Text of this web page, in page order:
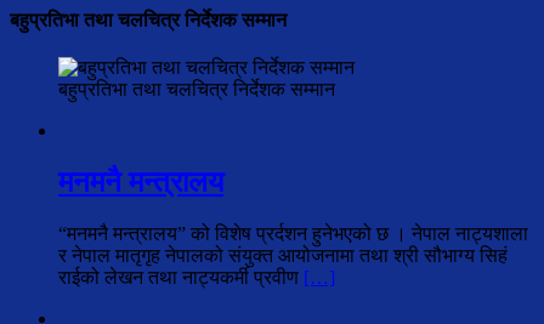
बहुप्रतिभा तथा चलचित्र निर्देशक सम्मान
बहुप्रतिभा तथा चलचित्र निर्देशक सम्मान
मनमनै मन्त्रालय
“मनमनै मन्त्रालय” को विशेष प्रर्दशन हुनेभएको छ । नेपाल नाट्यशाला
र नेपाल मातृगृह नेपालको संयुक्त आयोजनामा तथा श्री सौभाग्य सिहं
राईको लेखन तथा नाट्यकर्मी प्रवीण […]